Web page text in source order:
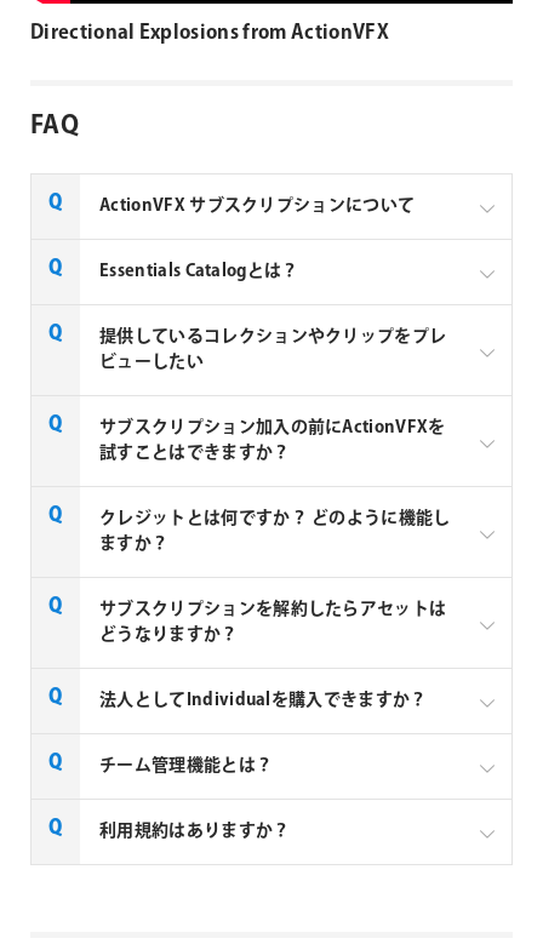
Directional Explosions from ActionVFX
FAQ
ActionVFX サブスクリプションについて
ActionVFXのサブスクリプションは、業界標準のVFX
すべての有料プランにはEssentials Catalogへのア
クセスが無制限、3,000点以上の厳選アセットが毎
月追加されます。
クレジットプランでは、毎月または年ごとに付与
されるクレジットを使って、Essentials以外のプレ
ミアムアセットを購入可能です。
未使用のクレジットは最長12ヶ月間繰り越し可能
（プランを継続している限り）
Essentials Catalogとは？
Essentials Catalogは、4K以上の高品質な2Dおよび3D
エレメントを3,000点以上収録した、厳選されたライ
レジットなしに即時アクセス可能です。カタログから
は、1日最大30点のアセットをダウンロードできま
高品質で即使用可能なアセットを使って、プロジ
ェクトをすぐに開始できます。
クレジット残高を気にせず、さまざまなエフェク
トを自由に試すことができます。
専門的なアセットのためにクレジットを温存しつ
つ、強力なツールキットを手元に備えておくこと
ができます。
毎月1日に新しい製品がカタログに追加されます。多
くの加入者は、Essentials Catalogだけでもサブスクリ
プションに見合う価値があると感じています。常にシ
ョットを完成させるための有用なアセットが揃った、
提供しているコレクションやクリップをプレ
ビューしたい
ActionVFXが提供しているコレクションやクリップは
以下のリンクよりご確認いただけます。コレクション
ActionVFX コレクション (開発元サイト)
サブスクリプション加入の前にActionVFXを
試すことはできますか？
はい、Free Foreverプランをご用意しています。この
プランでは、無料のVFXアセットおよび練習用フッテ
ダウンロードできる回数は10回です。
以下の手順でActionVFXにてアカウント登録すること
https://www.actionvfx.com/pricing にアクセス
Free ForeverのGET STARTEDをクリック
クレジットとは何ですか？ どのように機能し
ますか？
クレジットは、ActionVFXのアセットを購入するため
の通貨です。低コストでクレジットを入手できるクレ
未使用のクレジットは最大12か月間繰り越し可能
です。いつ・どのように使うかは自分で決められ
ます。
サブスクリプションを解約したらアセットは
どうなりますか？
サブスクリプション期間中にクレジットで購入したア
センスは永続的に有効)。
アカウント内の「My Downloads」セクションに残り
ます。
法人としてIndividualを購入できますか？
Individualsはシングルユーザーライセンス(1ライセン
素材を使用する場合はStartup/Enterpriseをご購入く
ださい。
チーム管理機能とは？
StartupとEnterpriseのチーム管理機能では、管理者ア
利用規約はありますか？